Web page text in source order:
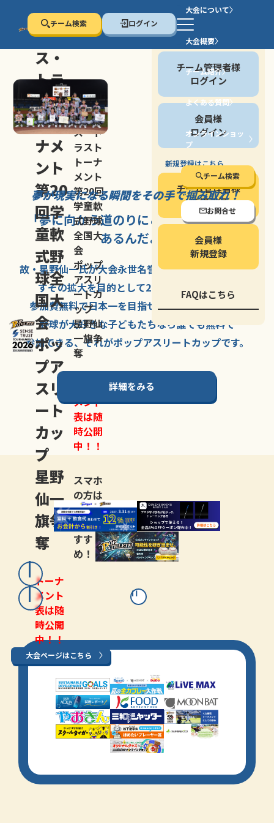
チーム検索 ログイン
大会について
大会概要
チーム紹介
よくある質問
オンラインショッ
プ
チーム検索
お問合せ
停止する
セン
ス・
トラ
スト
トー
ナメ
ント
第20
回学
童軟
式野
球全
国大
会
ポッ
プア
スリ
ート
カッ
プ
星野
仙一
旗争
奪
トーナ
メント
表は随
時公開
中！！
セン
ス・ト
ラスト
トーナ
メント
第20回
学童軟
式野球
全国大
会
ポップ
アスリ
ートカ
ップ
星野仙
一旗争
奪
メント
表は随
時公開
中！！
スマホ
の方は
LINE登
録がお
すす
め！
大会ページはこちら
会員の方
チーム管理者様
ログイン
会員様
ログイン
新規登録はこちら
チーム管理者様
新規登録
会員様
新規登録
FAQはこちら
夢が現実になる瞬間をその手で掴み取れ！
「夢に向かう道のりにこそ大きな意味が
あるんだよ」
故・星野仙一氏が大会永世名誉会長を務める、野球の
すその拡大を目的として2007年に
参加費無料で日本一を目指せる唯一の野球大会。
野球が大好きな子どもたちなら誰でも無料で
参加できる、それがポップアスリートカップです。
詳細をみる